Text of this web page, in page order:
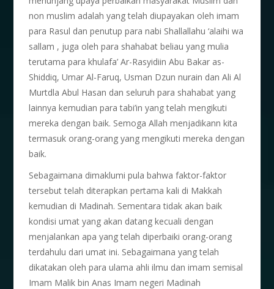
non muslim adalah yang telah diupayakan oleh imam
para Rasul dan penutup para nabi Shallallahu ‘alaihi wa
sallam , juga oleh para shahabat beliau yang mulia
terutama para khulafa’ Ar-Rasyidiin Abu Bakar as-
Shiddiq, Umar Al-Faruq, Usman Dzun nurain dan Ali Al
Murtdla Abul Hasan dan seluruh para shahabat yang
lainnya kemudian para tabi’in yang telah mengikuti
mereka dengan baik. Semoga Allah menjadikann kita
termasuk orang-orang yang mengikuti mereka dengan
baik.
Sebagaimana dimaklumi pula bahwa faktor-faktor
tersebut telah diterapkan pertama kali di Makkah
kemudian di Madinah. Sementara tidak akan baik
kondisi umat yang akan datang kecuali dengan
menjalankan apa yang telah diperbaiki orang-orang
terdahulu dari umat ini. Sebagaimana yang telah
dikatakan oleh para ulama ahli ilmu dan imam semisal
Imam Malik bin Anas Imam negeri Madinah